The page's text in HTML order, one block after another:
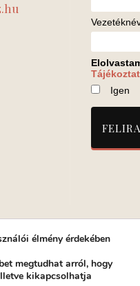
Igen
Nonprofit Kft. | Működési
élmény érdekében
megtudhat arról, hogy
kikapcsolhatja